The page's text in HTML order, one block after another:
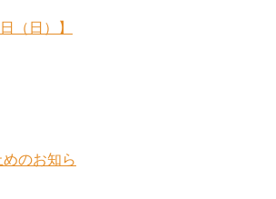
（日）】
のお知ら